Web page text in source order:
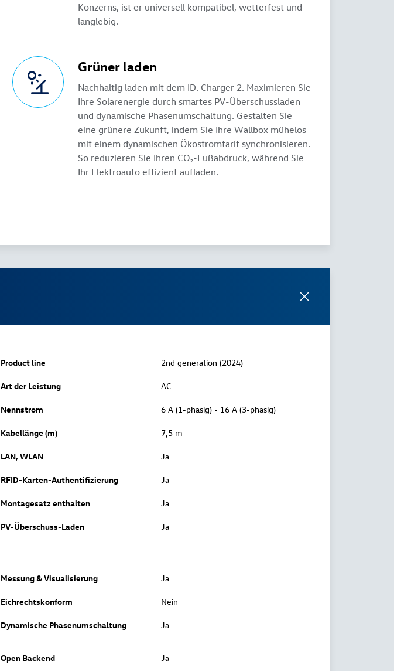
Konzerns, ist er universell kompatibel, wetterfest und
langlebig.
Grüner laden
Nachhaltig laden mit dem ID. Charger 2. Maximieren Sie
Ihre Solarenergie durch smartes PV-Überschussladen
und dynamische Phasenumschaltung. Gestalten Sie
eine grünere Zukunft, indem Sie Ihre Wallbox mühelos
mit einem dynamischen Ökostromtarif synchronisieren.
So reduzieren Sie Ihren CO₂-Fußabdruck, während Sie
Ihr Elektroauto effizient aufladen.
Product line 2nd generation (2024)
Art der Leistung AC
Nennstrom 6 A (1-phasig) - 16 A (3-phasig)
Kabellänge (m) 7,5 m
LAN, WLAN Ja
RFID-Karten-Authentifizierung Ja
Montagesatz enthalten Ja
PV-Überschuss-Laden Ja
Messung & Visualisierung Ja
Eichrechtskonform Nein
Dynamische Phasenumschaltung Ja
Open Backend Ja